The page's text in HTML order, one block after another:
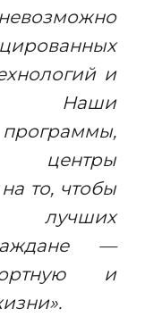
и
Наши
центры
то, чтобы
лучших
—
и